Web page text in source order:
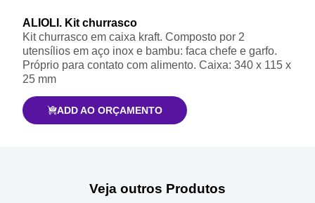
ALIOLI. Kit churrasco
Kit churrasco em caixa kraft. Composto por 2
utensílios em aço inox e bambu: faca chefe e garfo.
Próprio para contato com alimento. Caixa: 340 x 115 x
25 mm
ADD AO ORÇAMENTO
Veja outros Produtos